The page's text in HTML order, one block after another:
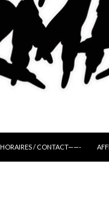
/ CONTACT——-